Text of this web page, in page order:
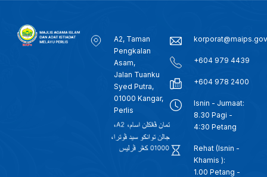
A2, Taman
Pengkalan
Asam,
Jalan Tuanku
Syed Putra,
01000 Kangar,
Perlis
+604 979 4439
+604 978 2400
Isnin - Jumaat:
8.30 Pagi -
4:30 Petang
Rehat (Isnin -
Khamis ):
1.00 Petang -